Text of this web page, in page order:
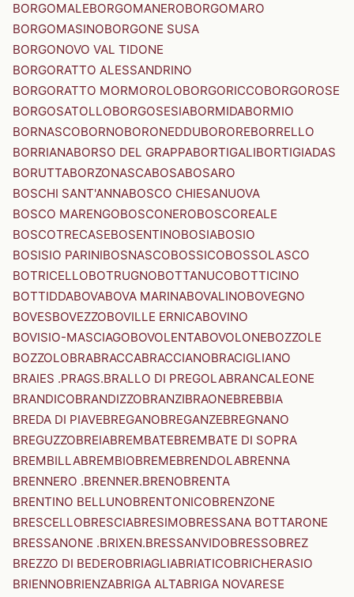
BORGOMALEBORGOMANEROBORGOMARO
BORGOMASINOBORGONE SUSA
BORGONOVO VAL TIDONE
BORGORATTO ALESSANDRINO
BORGORATTO MORMOROLOBORGORICCOBORGOROSE
BORGOSATOLLOBORGOSESIABORMIDABORMIO
BORNASCOBORNOBORONEDDUBOROREBORRELLO
BORRIANABORSO DEL GRAPPABORTIGALIBORTIGIADAS
BORUTTABORZONASCABOSABOSARO
BOSCHI SANT'ANNABOSCO CHIESANUOVA
BOSCO MARENGOBOSCONEROBOSCOREALE
BOSCOTRECASEBOSENTINOBOSIABOSIO
BOSISIO PARINIBOSNASCOBOSSICOBOSSOLASCO
BOTRICELLOBOTRUGNOBOTTANUCOBOTTICINO
BOTTIDDABOVABOVA MARINABOVALINOBOVEGNO
BOVESBOVEZZOBOVILLE ERNICABOVINO
BOVISIO-MASCIAGOBOVOLENTABOVOLONEBOZZOLE
BOZZOLOBRABRACCABRACCIANOBRACIGLIANO
BRAIES .PRAGS.BRALLO DI PREGOLABRANCALEONE
BRANDICOBRANDIZZOBRANZIBRAONEBREBBIA
BREDA DI PIAVEBREGANOBREGANZEBREGNANO
BREGUZZOBREIABREMBATEBREMBATE DI SOPRA
BREMBILLABREMBIOBREMEBRENDOLABRENNA
BRENNERO .BRENNER.BRENOBRENTA
BRENTINO BELLUNOBRENTONICOBRENZONE
BRESCELLOBRESCIABRESIMOBRESSANA BOTTARONE
BRESSANONE .BRIXEN.BRESSANVIDOBRESSOBREZ
BREZZO DI BEDEROBRIAGLIABRIATICOBRICHERASIO
BRIENNOBRIENZABRIGA ALTABRIGA NOVARESE